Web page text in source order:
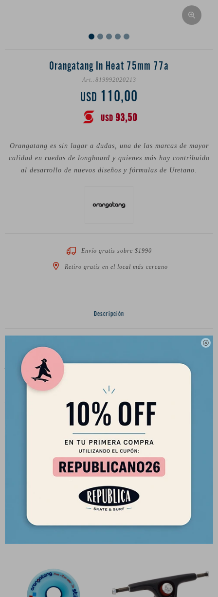

Orangatang In Heat 75mm 77a
819992020213
USD 110,00
USD 93,50
Orangatang es sin lugar a dudas, una de las marcas de mayor
calidad en ruedas de longboard y quienes más hay contribuido
al desarrollo de nuevos diseños y fórmulas de Uretano.
Envío gratis sobre $1990
Retiro gratis en el local más cercano
Descripción
Diametro: 75mm
Ancho: 56mm
Contact Patch: 56mm
Configuración de Rulemanes: Offset
Formula: Happy Thane
Nucleo: uretano de alta resistencia